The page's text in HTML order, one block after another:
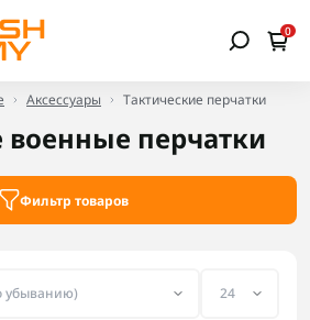
0
Аксессуары Тактические перчатки
военные перчатки
Фильтр товаров